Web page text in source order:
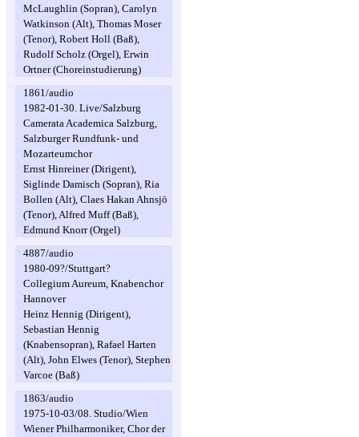
McLaughlin (Sopran), Carolyn
Watkinson (Alt), Thomas Moser
(Tenor), Robert Holl (Baß),
Rudolf Scholz (Orgel), Erwin
Ortner (Choreinstudierung)
1861/audio
1982-01-30. Live/Salzburg
Camerata Academica Salzburg,
Salzburger Rundfunk- und
Mozarteumchor
Ernst Hinreiner (Dirigent),
Siglinde Damisch (Sopran), Ria
Bollen (Alt), Claes Hakan Ahnsjö
(Tenor), Alfred Muff (Baß),
Edmund Knorr (Orgel)
4887/audio
1980-09?/Stuttgart?
Collegium Aureum, Knabenchor
Hannover
Heinz Hennig (Dirigent),
Sebastian Hennig
(Knabensopran), Rafael Harten
(Alt), John Elwes (Tenor), Stephen
Varcoe (Baß)
1863/audio
1975-10-03/08. Studio/Wien
Wiener Philharmoniker, Chor der